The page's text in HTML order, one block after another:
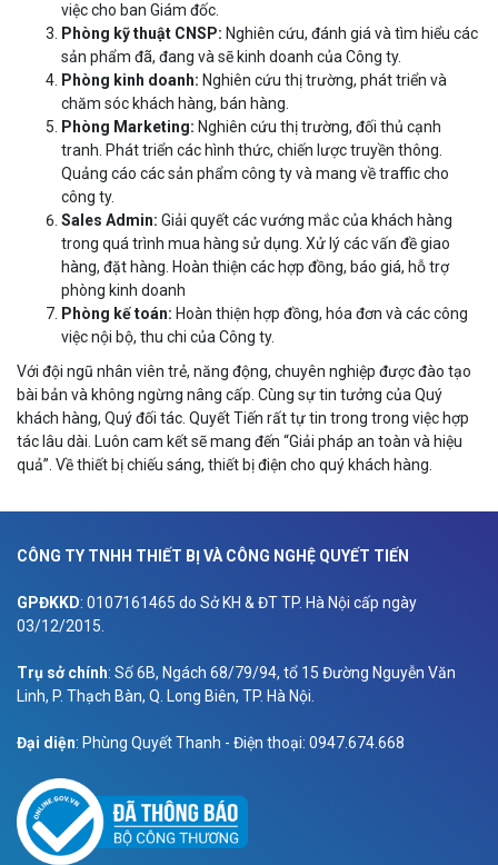
việc cho ban Giám đốc.
Phòng kỹ thuật CNSP: Nghiên cứu, đánh giá và tìm hiểu các
sản phẩm đã, đang và sẽ kinh doanh của Công ty.
Phòng kinh doanh: Nghiên cứu thị trường, phát triển và
chăm sóc khách hàng, bán hàng.
Phòng Marketing: Nghiên cứu thị trường, đối thủ cạnh
tranh. Phát triển các hình thức, chiến lược truyền thông.
Quảng cáo các sản phẩm công ty và mang về traffic cho
công ty.
Sales Admin: Giải quyết các vướng mắc của khách hàng
trong quá trình mua hàng sử dụng. Xử lý các vấn đề giao
hàng, đặt hàng. Hoàn thiện các hợp đồng, báo giá, hỗ trợ
phòng kinh doanh
Phòng kế toán: Hoàn thiện hợp đồng, hóa đơn và các công
việc nội bộ, thu chi của Công ty.
Với đội ngũ nhân viên trẻ, năng động, chuyên nghiệp được đào tạo
bài bản và không ngừng nâng cấp. Cùng sự tin tưởng của Quý
khách hàng, Quý đối tác. Quyết Tiến rất tự tin trong trong việc hợp
tác lâu dài. Luôn cam kết sẽ mang đến “Giải pháp an toàn và hiệu
quả”. Về thiết bị chiếu sáng, thiết bị điện cho quý khách hàng.
CÔNG TY TNHH THIẾT BỊ VÀ CÔNG NGHỆ QUYẾT TIẾN
GPĐKKD: 0107161465 do Sở KH & ĐT TP. Hà Nội cấp ngày
03/12/2015.
Trụ sở chính: Số 6B, Ngách 68/79/94, tổ 15 Đường Nguyễn Văn
Linh, P. Thạch Bàn, Q. Long Biên, TP. Hà Nội.
Đại diện: Phùng Quyết Thanh - Điện thoại: 0947.674.668